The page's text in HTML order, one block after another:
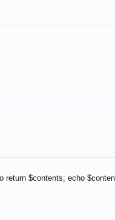
return $contents; echo